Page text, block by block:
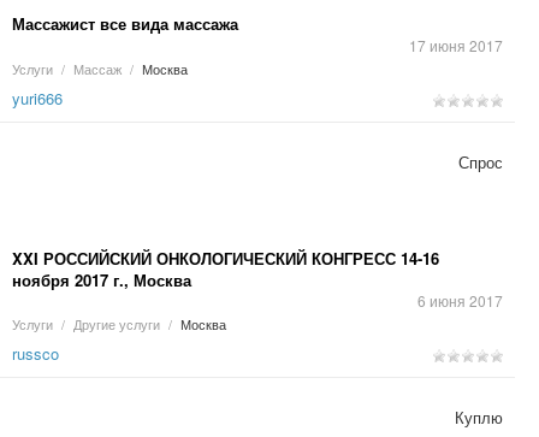
Массажист все вида массажа
17 июня 2017
Услуги / Массаж / Москва
yuri666
XXI РОССИЙСКИЙ ОНКОЛОГИЧЕСКИЙ КОНГРЕСС 14-16
ноября 2017 г., Москва
6 июня 2017
Услуги / Другие услуги / Москва
Спрос
russco
Куплю